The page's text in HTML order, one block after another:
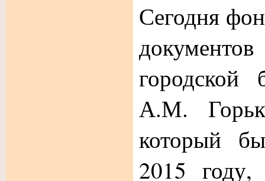
Сегодня
городской
А.М.
который
2015 году,